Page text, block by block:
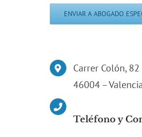
Carrer Colón, 82
46004 –
Teléfono y